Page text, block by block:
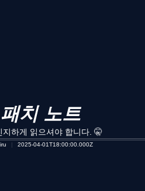
치 노트
하게 읽으셔야 합니다. 🤫
2025-04-01T18:00:00.000Z